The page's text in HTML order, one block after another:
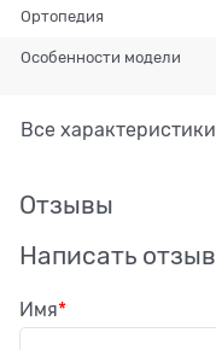
Ортопедия
Особенности модели
Все характеристики
Отзывы
Написать отзыв
Имя